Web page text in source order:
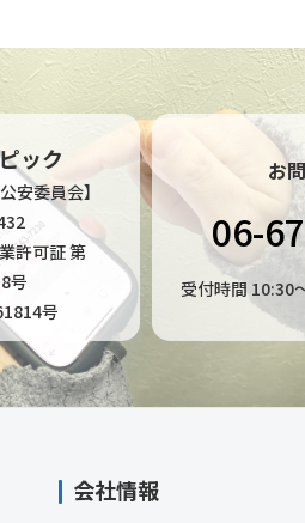
ック
安委員会】
許可証 第
号
号
お
06-
受付時間 10:30
会社情報